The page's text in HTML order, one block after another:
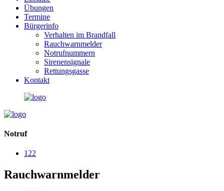
Übungen
Termine
Bürgerinfo
Verhalten im Brandfall
Rauchwarnmelder
Notrufnummern
Sirenensignale
Rettungsgasse
Kontakt
Notruf
122
Rauchwarnmelder